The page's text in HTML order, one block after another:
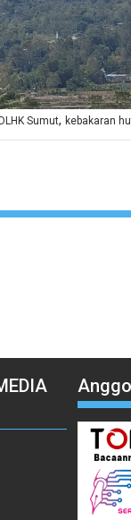
DLHK Sumut, kebakaran